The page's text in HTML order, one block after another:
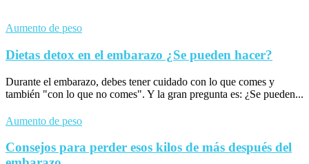
Aumento de peso
Dietas detox en el embarazo ¿Se pueden hacer?
Durante el embarazo, debes tener cuidado con lo que comes y
también "con lo que no comes". Y la gran pregunta es: ¿Se pueden...
Aumento de peso
Consejos para perder esos kilos de más después del